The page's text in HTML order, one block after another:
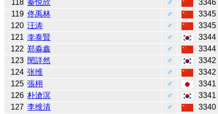
118 秦悦欣 ♂
3346
119 佟禹林 ♂
3345
120 汪涛 ♂
3345
121 李泰賢 ♂
3344
122 郑淼鑫 ♂
3344
123 閔詳然 ♂
3342
124 张维 ♂
3342
125 張栩 ♂
3341
126 朴滄溟 ♂
3341
127 李维清 ♂
3340